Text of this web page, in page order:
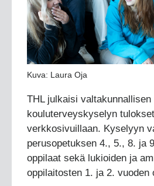
Kuva: Laura Oja
THL julkaisi valtakunnallisen
kouluterveyskyselyn
verkkosivuillaan. Kyselyyn
perusopetuksen 4., 5., 8. ja
oppilaat sekä lukioiden ja
oppilaitosten 1. ja 2. vuoden